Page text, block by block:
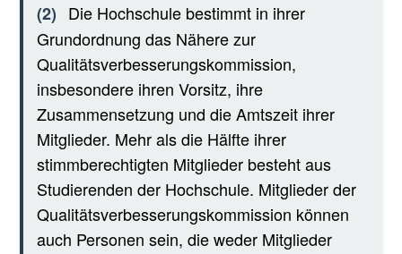
(2) Die Hochschule bestimmt in ihrer
Grundordnung das Nähere zur
Qualitätsverbesserungskommission,
insbesondere ihren Vorsitz, ihre
Zusammensetzung und die Amtszeit ihrer
Mitglieder. Mehr als die Hälfte ihrer
stimmberechtigten Mitglieder besteht aus
Studierenden der Hochschule. Mitglieder der
Qualitätsverbesserungskommission können
auch Personen sein, die weder Mitglieder